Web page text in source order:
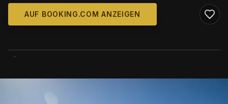
AUF BOOKING.COM ANZEIGEN